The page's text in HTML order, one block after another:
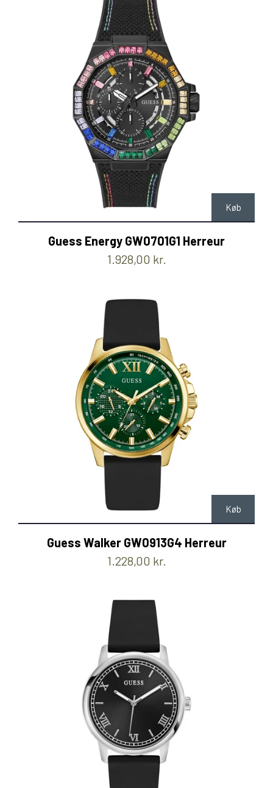
Køb
Guess Energy GW0701G1 Herreur
1.928,00 kr.
Køb
Guess Walker GW0913G4 Herreur
1.228,00 kr.